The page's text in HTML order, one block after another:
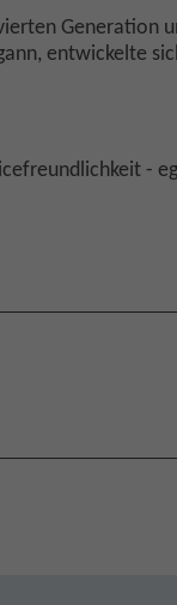
Generation
entwickelte
-